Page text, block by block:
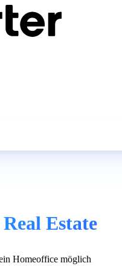
Estate
Homeoffice möglich